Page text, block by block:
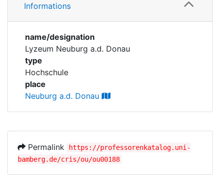
Corporations
Historic matricle
registry
Informations
name/designation
Lyzeum Neuburg a.d. Donau
type
Hochschule
place
Neuburg a.d. Donau
Permalink
https://professorenkatalog.uni-
bamberg.de/cris/ou/ou00188